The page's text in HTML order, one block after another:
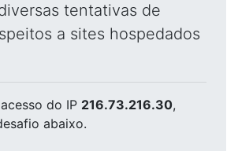
tentativas de
a sites hospedados
do IP 216.73.216.30,
abaixo.